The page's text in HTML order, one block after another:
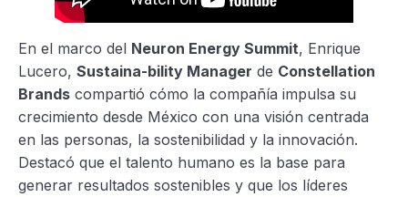
En el marco del Neuron Energy Summit, Enrique
Lucero, Sustaina-bility Manager de Constellation
Brands compartió cómo la compañía impulsa su
crecimiento desde México con una visión centrada
en las personas, la sostenibilidad y la innovación.
Destacó que el talento humano es la base para
generar resultados sostenibles y que los líderes